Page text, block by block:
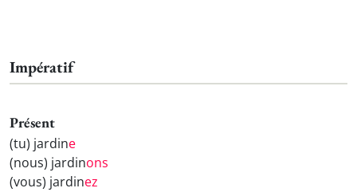
Impératif
Présent
(tu) jardine
(nous) jardinons
(vous) jardinez